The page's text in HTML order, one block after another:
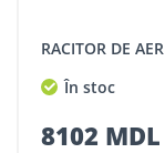
RACITOR DE
În stoc
8102